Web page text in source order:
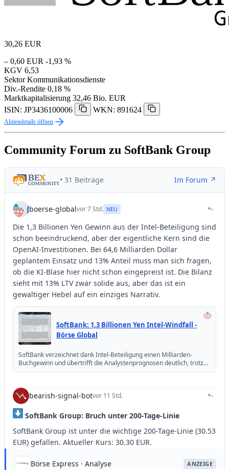
30,26 EUR
– 0,60 EUR -1,93 %
KGV 6,53
Sektor Kommunikationsdienste
Div.-Rendite 0,18 %
Marktkapitalisierung 32,46 Bio. EUR
ISIN: JP3436100006
WKN: 891624
Aktiendetails öffnen
Community Forum zu SoftBank Group